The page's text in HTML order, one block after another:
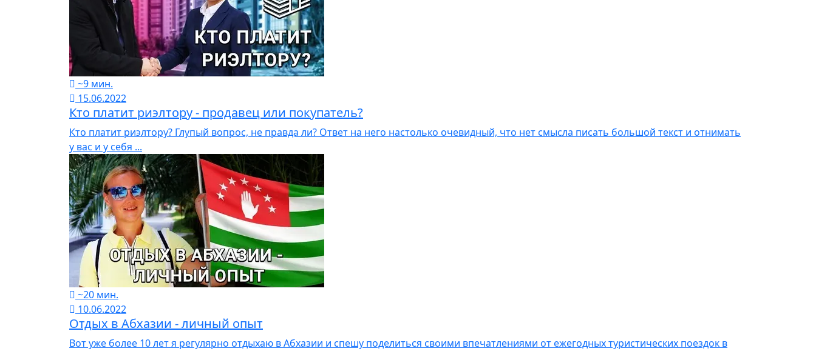
~9 мин.
15.06.2022
Кто платит риэлтору - продавец или покупатель?
Кто платит риэлтору? Глупый вопрос, не правда ли? Ответ на него настолько очевидный, что нет смысла писать большой текст и отнимать
у вас и у себя ...
~20 мин.
10.06.2022
Отдых в Абхазии - личный опыт
Вот уже более 10 лет я регулярно отдыхаю в Абхазии и спешу поделиться своими впечатлениями от ежегодных туристических поездок в